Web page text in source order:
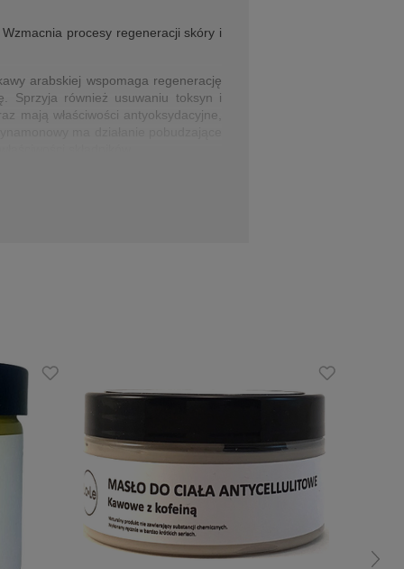
procesy regeneracji skóry i
arabskiej wspomaga regenerację
Sprzyja również usuwaniu toksyn i
mają właściwości antyoksydacyjne,